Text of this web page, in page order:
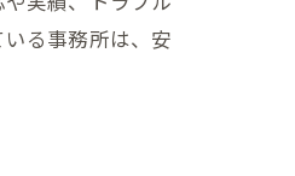
る事務所は、安